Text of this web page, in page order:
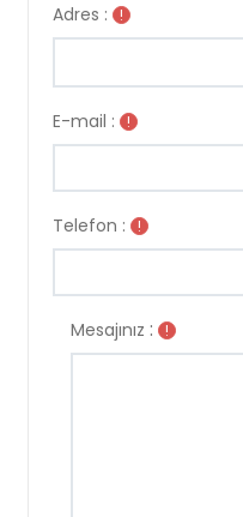
Adres : !
E-mail : !
Telefon : !
Mesajınız : !